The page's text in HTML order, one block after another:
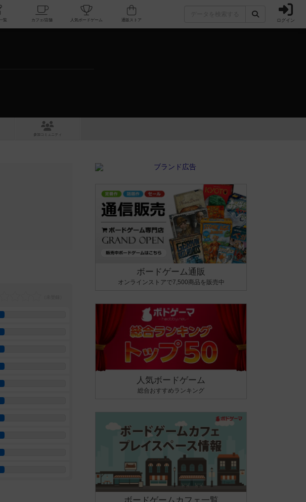
掲示板一覧 カフェ/店舗 人気ボードゲーム ログイン
コミュニティ
ボードゲーム通販
オンラインストアで7,500商品を販売中
人気ボードゲーム
総合おすすめランキング
ボードゲームカフェ一覧